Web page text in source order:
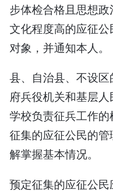
步体检合格且思想政
文化程度高的应征
对象，并通知本人。
县、自治县、不设
府兵役机关和基层
学校负责征兵工作
征集的应征公民的
解掌握基本情况。
预定征集的应征公